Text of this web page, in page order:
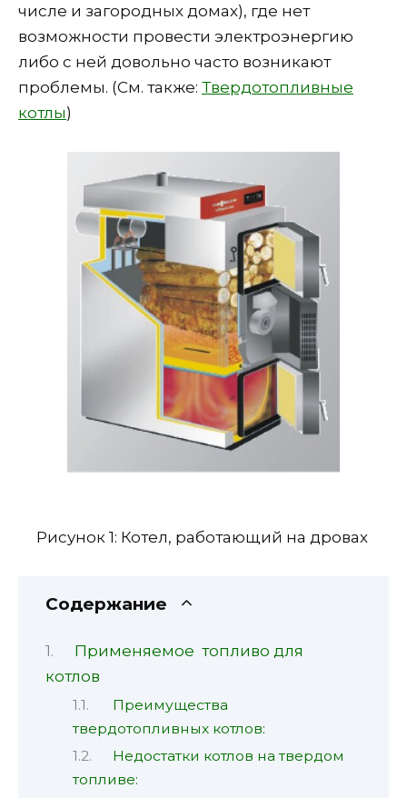
числе и загородных домах), где нет
возможности провести электроэнергию
либо с ней довольно часто возникают
проблемы. (См. также: Твердотопливные
котлы)
Рисунок 1: Котел, работающий на дровах
Содержание
Применяемое топливо для
котлов
Преимущества
твердотопливных котлов:
Недостатки котлов на твердом
топливе: